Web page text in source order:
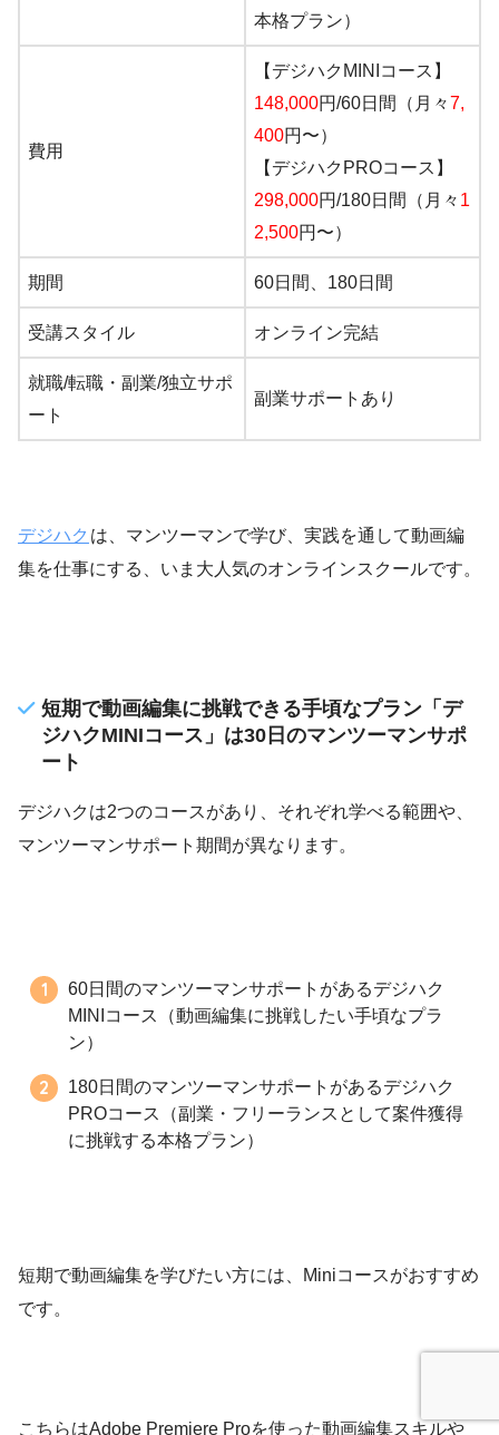
本格プラン）
費用
【デジハクMINIコース】
148,000円/60日間（月々7,
400円〜）
【デジハクPROコース】
298,000円/180日間（月々 1
2,500円〜）
期間 60日間、180日間
受講スタイル オンライン完結
就職/転職・副業/独立サポ
ート
副業サポートあり
デジハク は、マンツーマンで学び、実践を通して動画編
集を仕事にする、いま大人気のオンラインスクールです。
短期で動画編集に挑戦できる手頃なプラン「デ
ジハクMINIコース」は30日のマンツーマンサポ
ート
デジハクは2つのコースがあり、それぞれ学べる範囲や、
マンツーマンサポート期間が異なります。
60日間のマンツーマンサポートがあるデジハク
MINIコース（動画編集に挑戦したい手頃なプラ
ン）
180日間のマンツーマンサポートがあるデジハク
PROコース（副業・フリーランスとして案件獲得
に挑戦する本格プラン）
短期で動画編集を学びたい方には、Miniコースがおすすめ
です。
こちらはAdobe Premiere Proを使った動画編集スキルや